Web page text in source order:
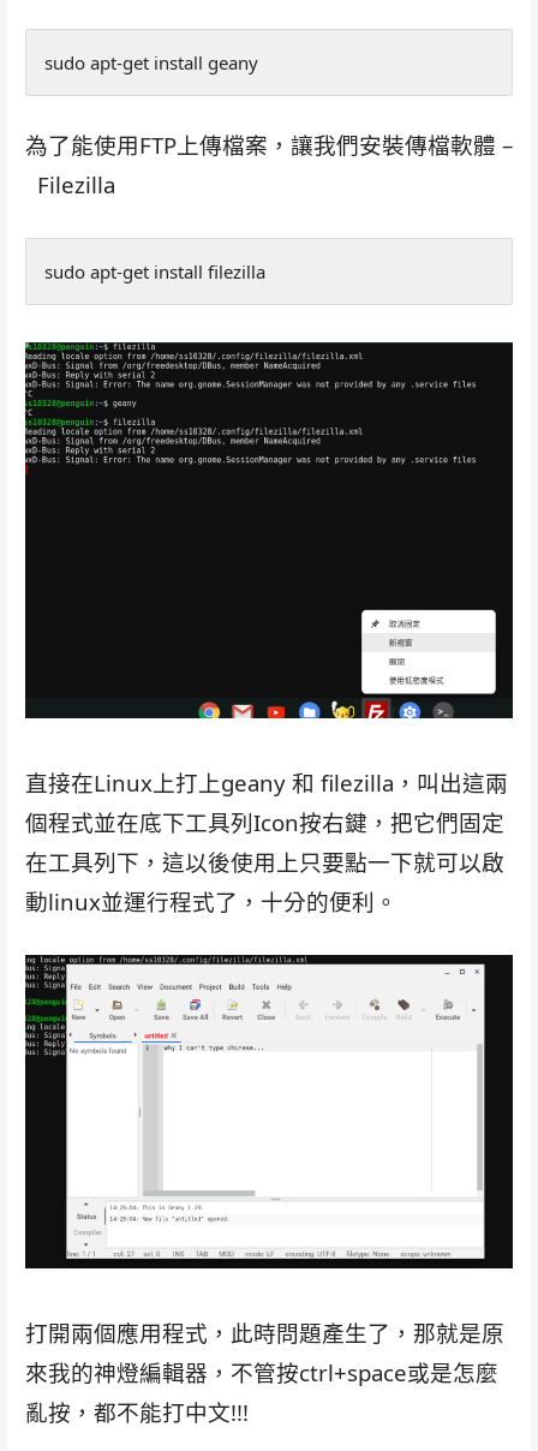
sudo apt-get install geany
為了能使用FTP上傳檔案，讓我們安裝傳檔軟體 –
Filezilla
sudo apt-get install filezilla
直接在Linux上打上geany 和 filezilla，叫出這兩
個程式並在底下工具列Icon按右鍵，把它們固定
在工具列下，這以後使用上只要點一下就可以啟
動linux並運行程式了，十分的便利。
打開兩個應用程式，此時問題產生了，那就是原
來我的神燈編輯器，不管按ctrl+space或是怎麼
亂按，都不能打中文!!!